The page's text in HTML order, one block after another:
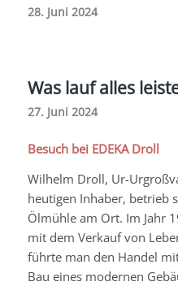
28. Juni 2024
Was lauf alles
27. Juni 2024
Besuch bei EDEKA Droll
Wilhelm Droll, Ur-
heutigen Inhaber, betrieb
Ölmühle am Ort. Im Jahr
mit dem Verkauf von
führte man den Handel
Bau eines modernen